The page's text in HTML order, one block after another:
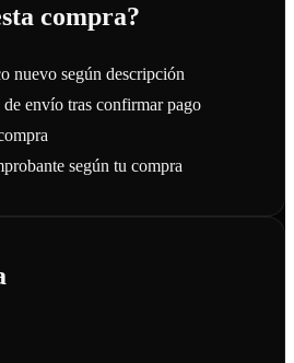
compra?
nuevo según descripción
envío tras confirmar pago
según tu compra